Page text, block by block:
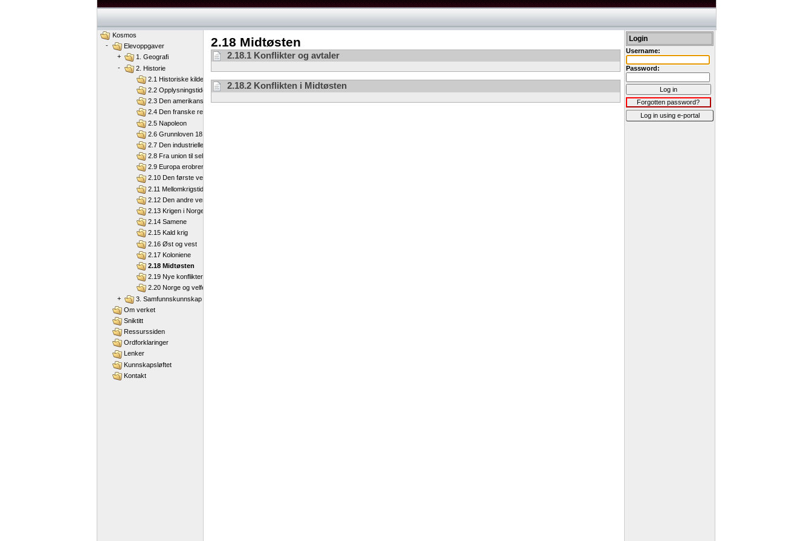
2.18 Midtøsten
2.18.1 Konflikter og avtaler
2.18.2 Konflikten i Midtøsten
Kosmos
-
Elevoppgaver
+
1. Geografi
-
2. Historie
2.1 Historiske kilder
2.2 Opplysningstiden
2.3 Den amerikanske revolusjon
2.4 Den franske revolusjon
2.5 Napoleon
2.6 Grunnloven 1814
2.7 Den industrielle revolusjon
2.8 Fra union til selvstendig nasjon
2.9 Europa erobrer verden
2.10 Den første verdenskrigen
2.11 Mellomkrigstida
2.12 Den andre verdenskrigen
2.13 Krigen i Norge
2.14 Samene
2.15 Kald krig
2.16 Øst og vest
2.17 Koloniene
2.18 Midtøsten
2.19 Nye konflikter
2.20 Norge og velferdsstaten
+
3. Samfunnskunnskap
Om verket
Sniktitt
Ressurssiden
Ordforklaringer
Lenker
Kunnskapsløftet
Kontakt
Login
Username:
Password:
Log in
Forgotten password?
Log in using e-portal